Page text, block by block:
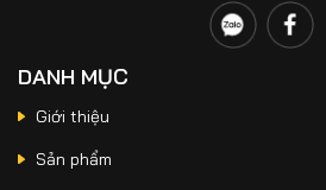
DANH MỤC
Giới thiệu
Sản phẩm